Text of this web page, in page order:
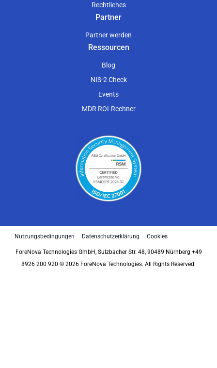
Rechtliches
Partner
Partner werden
Ressourcen
Blog
NIS-2 Check
Events
MDR ROI-Rechner
Nutzungsbedingungen Datenschutzerklärung Cookies
ForeNova Technologies GmbH, Sulzbacher Str. 48, 90489 Nürnberg +49
8926 200 920 © 2026 ForeNova Technologies. All Rights Reserved.